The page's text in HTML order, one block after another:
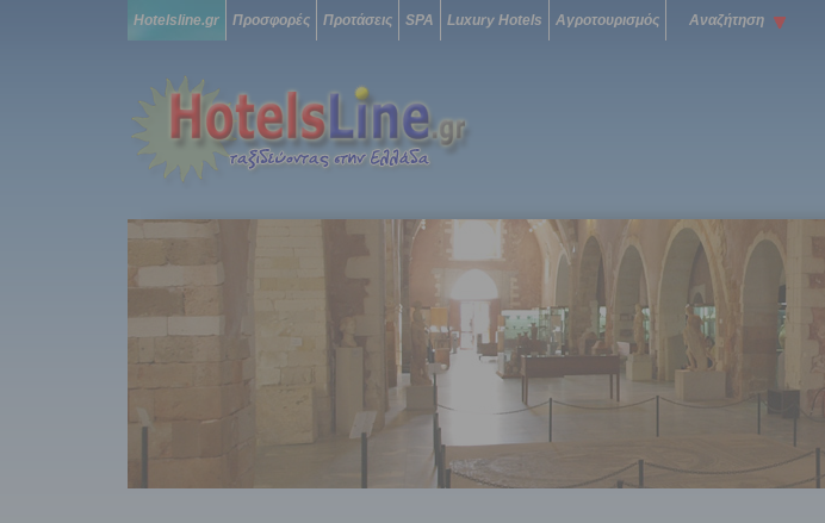
Hotelsline.gr Προσφορές Προτάσεις SPA Luxury Hotels Αγροτουρισμός Αναζήτηση